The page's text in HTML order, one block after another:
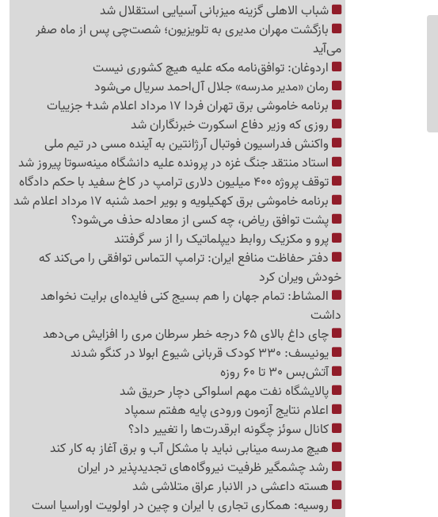
شباب الاهلی گزینه میزبانی آسیایی استقلال شد
بازگشت مهران مدیری به تلویزیون؛ شصت‌چی پس از ماه صفر
می‌آید
اردوغان: توافق‌نامه مکه علیه هیچ کشوری نیست
رمان «مدیر مدرسه» جلال آل‌احمد سریال می‌شود
برنامه خاموشی برق تهران فردا 17 مرداد اعلام شد+ جزییات
روزی که وزیر دفاع اسکورت خبرنگاران شد
واکنش فدراسیون فوتبال آرژانتین به آینده مسی در تیم ملی
استاد منتقد جنگ غزه در پرونده علیه دانشگاه مینه‌سوتا پیروز شد
توقف پروژه 400 میلیون دلاری ترامپ در کاخ سفید با حکم دادگاه
برنامه خاموشی برق کهکیلویه و بویر احمد شنبه 17 مرداد اعلام شد
پشت توافق ریاض، چه کسی از معادله حذف می‌شود؟
پرو و مکزیک روابط دیپلماتیک را از سر گرفتند
دفتر حفاظت منافع ایران: ترامپ التماس توافقی را می‌کند که
خودش ویران کرد
المشاط: تمام جهان را هم بسیج کنی فایده‌ای برایت نخواهد
داشت
چای داغ بالای 65 درجه خطر سرطان مری را افزایش می‌دهد
یونیسف: 330 کودک قربانی شیوع ابولا در کنگو شدند
آتش‌بس 30 تا 60 روزه
پالایشگاه نفت مهم اسلواکی دچار حریق شد
اعلام نتایج آزمون ورودی پایه هفتم سمپاد
کانال سوئز چگونه ابرقدرت‌ها را تغییر داد؟
هیچ مدرسه مینابی نباید با مشکل آب و برق آغاز به کار کند
رشد چشمگیر ظرفیت نیروگاه‌های تجدیدپذیر در ایران
هسته داعشی در الانبار عراق متلاشی شد
روسیه: همکاری تجاری با ایران و چین در اولویت اوراسیا است